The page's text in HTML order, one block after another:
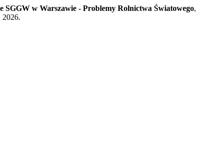
SGGW w Warszawie - Problemy Rolnictwa Światowego,
2026.